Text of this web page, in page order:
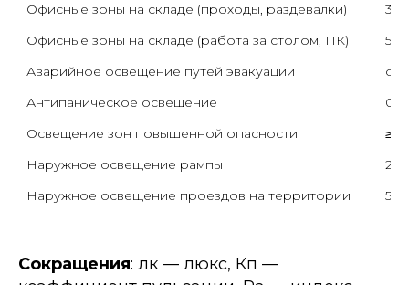
Офисные зоны на складе (проходы, раздевалки)
Офисные зоны на складе (работа за столом, ПК)
500
Аварийное освещение путей эвакуации
от 1
Антипаническое освещение
0,5
Освещение зон повышенной опасности
≥
Наружное освещение рампы
Наружное освещение проездов на территории
Сокращения: лк — люкс, Кп —